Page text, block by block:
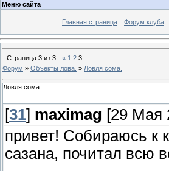
Меню сайта
Главная страница Форум клуба
Страница 3 из 3 « 1 2 3
Форум » Объекты лова. » Ловля сома.
Ловля сома.
[31] maximag [29 Мая
привет! Собираюсь к
сазана, почитал всю